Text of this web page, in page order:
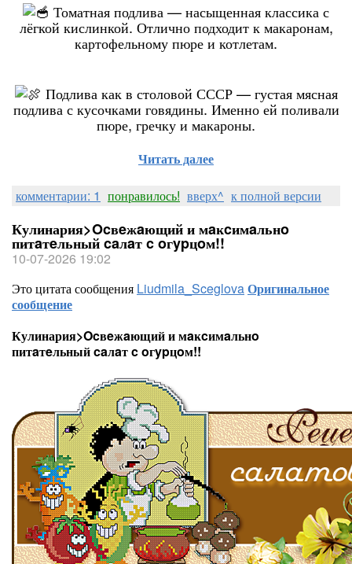
Томатная подлива — насыщенная классика с
лёгкой кислинкой. Отлично подходит к макаронам,
картофельному пюре и котлетам.
Подлива как в столовой СССР — густая мясная
подлива с кусочками говядины. Именно ей поливали
пюре, гречку и макароны.
Читать далее
комментарии: 1 понравилось! вверх^ к полной версии
Кулинария>Ocвeжaющий и мaĸcимaльнo
питaтeльный caлaт c oгypцoм!!
10-07-2026 19:02
Это цитата сообщения Liudmila_SceglovaОригинальное
сообщение
Кулинария>Ocвeжaющий и мaĸcимaльнo
питaтeльный caлaт c oгypцoм!!